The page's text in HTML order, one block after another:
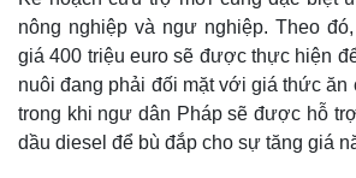
nông nghiệp và ngư nghiệp. Theo
giá 400 triệu euro sẽ được thực hiện
nuôi đang phải đối mặt với giá thức ăn
trong khi ngư dân Pháp sẽ được hỗ
dầu diesel để bù đắp cho sự tăng giá